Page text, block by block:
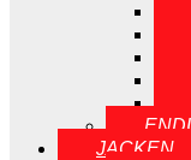
JACKEN